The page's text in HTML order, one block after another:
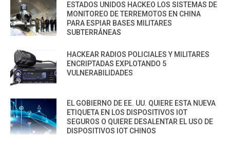
ESTADOS UNIDOS HACKEO LOS SISTEMAS DE
MONITOREO DE TERREMOTOS EN CHINA
PARA ESPIAR BASES MILITARES
SUBTERRÁNEAS
HACKEAR RADIOS POLICIALES Y MILITARES
ENCRIPTADAS EXPLOTANDO 5
VULNERABILIDADES
EL GOBIERNO DE EE. UU. QUIERE ESTA NUEVA
ETIQUETA EN LOS DISPOSITIVOS IOT
SEGUROS O QUIERE DESALENTAR EL USO DE
DISPOSITIVOS IOT CHINOS